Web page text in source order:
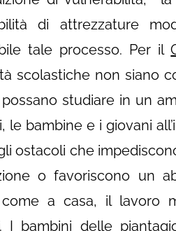
di attrezzature
tale processo. Per il
scolastiche non siano
studiare in un
le bambine e i giovani
ostacoli che
o favoriscono un
a casa, il lavoro
I bambini delle